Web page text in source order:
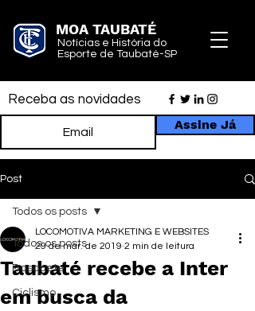
MOA TAUBATÉ
Notícias e História do
Esporte de Taubaté-SP
Receba as novidades
Assine Já
Post
Todos os posts
Basquete
Ciclismo
Todos os posts
Taubaté recebe a Inter
em busca da
LOCOMOTIVA MARKETING E WEBSITES
29 de mar. de 2019 2 min de leitura